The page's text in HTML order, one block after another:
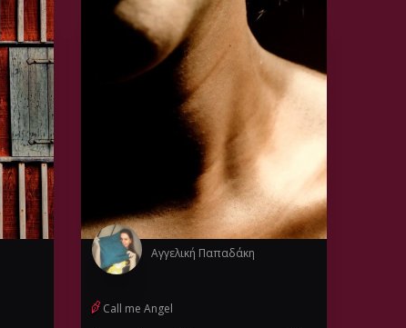
Αγγελική Παπαδάκη
Call me Angel